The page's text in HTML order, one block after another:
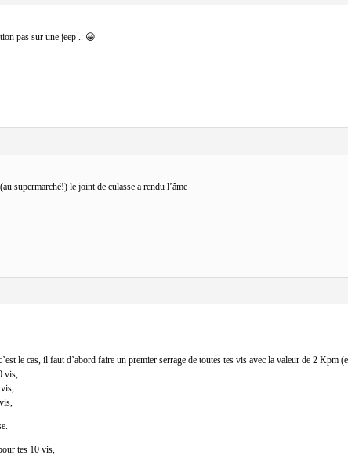
pas sur une jeep .. 😀
supermarché!) le joint de culasse a rendu l’âme
le cas, il faut d’abord faire un premier serrage de toutes tes vis avec la valeur de 2 Kpm
vis,
vis,
tes 10 vis,